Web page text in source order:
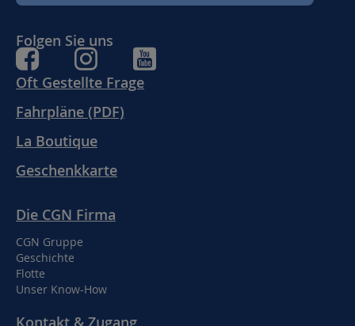
Oft Gestellte Frage
Fahrpläne (PDF)
La Boutique
Geschenkkarte
Die CGN Firma
CGN Gruppe
Geschichte
Flotte
Unser Know-How
Kontakt & Zugang
Folgen Sie uns